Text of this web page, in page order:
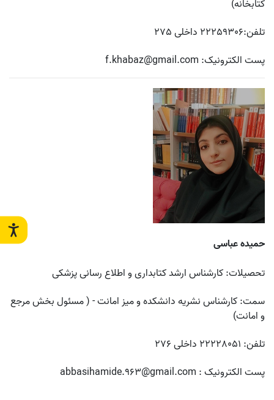
کتابخانه)
تلفن:22259306 داخلی 275
پست الکترونیک: f.khabaz@gmail.com
حمیده عباسی
تحصیلات: کارشناس ارشد کتابداری و اطلاع رسانی پزشکی
سمت: کارشناس نشریه دانشکده و میز امانت -( مسئول بخش مرجع
و امانت)
تلفن: 22228051 داخلی 276
پست الکترونیک : abbasihamide.963@gmail.com